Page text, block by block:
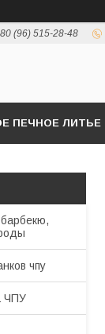
(96) 515-28-48
ПЕЧНОЕ ЛИТЬЕ
чпу
ЧПУ